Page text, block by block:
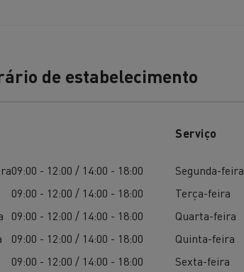
Transporte de grupagem
Transporte de madeira
de estabelecimento
09:00 - 12:00 / 14:00 - 18:00
09:00 - 12:00 / 14:00 - 18:00
09:00 - 12:00 / 14:00 - 18:00
09:00 - 12:00 / 14:00 - 18:00
09:00 - 12:00 / 14:00 - 18:00
Serviço
Segunda-feira
Terça-feira
Quarta-feira
Quinta-feira
Sexta-feira